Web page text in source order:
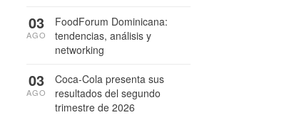
FoodForum Dominicana:
tendencias, análisis y
networking
03
AGO
Coca-Cola presenta sus
resultados del segundo
trimestre de 2026
03
AGO